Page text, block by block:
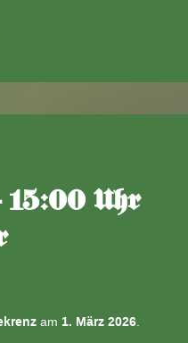
15:00 Uhr
am 1. März 2026